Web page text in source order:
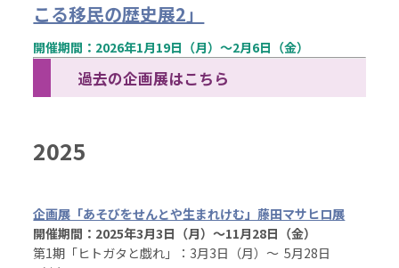
こる移民の歴史展2」
開催期間：2026年1月19日（月）～2月6日（金）
過去の企画展はこちら
2025
企画展「あそびをせんとや生まれけむ」藤田マサヒロ展
開催期間：2025年3月3日（月）～11月28日（金）
第1期「ヒトガタと戯れ」：3月3日（月）～ 5月28日